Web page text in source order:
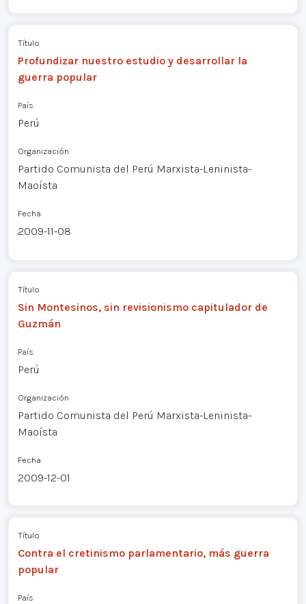
Título
Profundizar nuestro estudio y desarrollar la
guerra popular
País
Perú
Organización
Partido Comunista del Perú Marxista-Leninista-
Maoísta
Fecha
2009-11-08
Título
Sin Montesinos, sin revisionismo capitulador de
Guzmán
País
Perú
Organización
Partido Comunista del Perú Marxista-Leninista-
Maoísta
Fecha
2009-12-01
Título
Contra el cretinismo parlamentario, más guerra
popular
País